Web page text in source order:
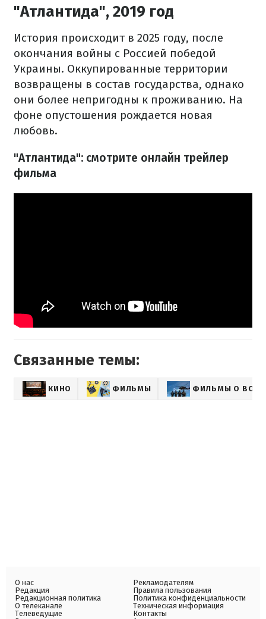
"Атлантида", 2019 год
История происходит в 2025 году, после
окончания войны с Россией победой
Украины. Оккупированные территории
возвращены в состав государства, однако
они более непригодны к проживанию. На
фоне опустошения рождается новая
любовь.
"Атлантида": смотрите онлайн трейлер
фильма
Связанные темы:
КИНО ФИЛЬМЫ ФИЛЬМЫ О
О нас
Редакция
Редакционная политика
О телеканале
Телеведущие
Рекламодателям
Правила пользования
Политика конфиденциальности
Техническая информация
Контакты